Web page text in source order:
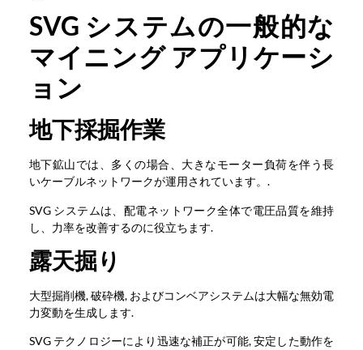
SVG システムの一般的な
マイニング アプリケーシ
ョン
地下採掘作業
地下鉱山では、多くの場合、大きなモーター負荷を伴う長
いケーブルネットワークが運用されています。.
SVG システムは、配電ネットワーク全体で電圧品質を維持
し、力率を改善するのに役立ちます.
露天掘り
大型掘削機, 破砕機, およびコンベアシステムは大幅な無効電
力変動を生成します.
SVG テクノロジーにより迅速な補正が可能, 安定した動作を